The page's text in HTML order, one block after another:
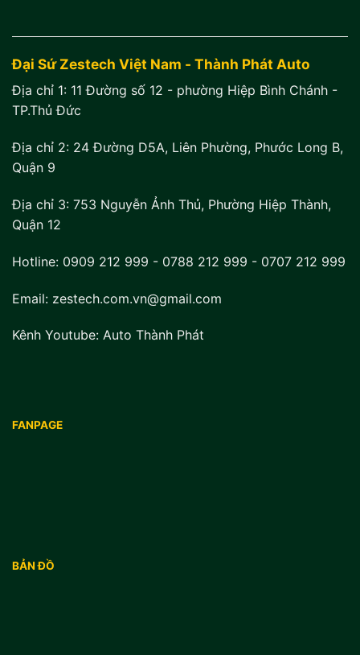
Đại Sứ Zestech Việt Nam - Thành Phát Auto
Địa chỉ 1: 11 Đường số 12 - phường Hiệp Bình Chánh -
TP.Thủ Đức
Địa chỉ 2: 24 Đường D5A, Liên Phường, Phước Long B,
Quận 9
Địa chỉ 3: 753 Nguyễn Ảnh Thủ, Phường Hiệp Thành,
Quận 12
Hotline: 0909 212 999 - 0788 212 999 - 0707 212 999
Email: zestech.com.vn@gmail.com
Kênh Youtube: Auto Thành Phát
FANPAGE
BẢN ĐỒ